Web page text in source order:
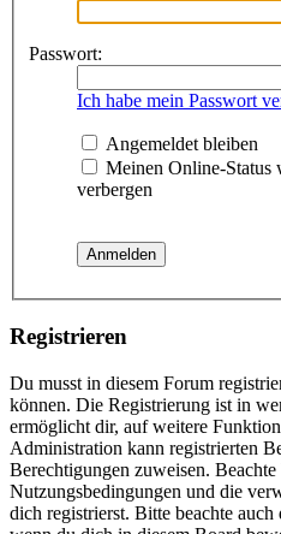
Passwort:
Ich habe mein Passwort
Angemeldet bleiben
Meinen Online-Status
verbergen
Registrieren
Du musst in diesem Forum
können. Die Registrierung ist in
ermöglicht dir, auf weitere
Administration kann registrierten
Berechtigungen zuweisen. Beachte
Nutzungsbedingungen und die
dich registrierst. Bitte beachte